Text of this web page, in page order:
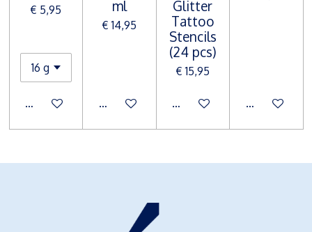
€ 5,95
In winkelwagen
ml
€ 14,95
In winkelwagen
Glitter
Tattoo
Stencils
(24 pcs)
€ 15,95
In winkelwagenIn